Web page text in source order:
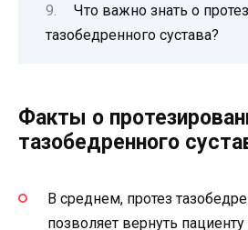
Что важно знать о
тазобедренного сустава?
Факты о
тазобедренного
В среднем, протез
позволяет вернуть